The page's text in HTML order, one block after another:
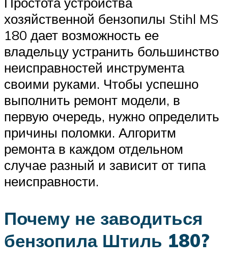
хозяйственной бензопилы Stihl MS
180 дает возможность ее
владельцу устранить большинство
неисправностей инструмента
своими руками. Чтобы успешно
выполнить ремонт модели, в
первую очередь, нужно определить
причины поломки. Алгоритм
ремонта в каждом отдельном
случае разный и зависит от типа
неисправности.
Почему не заводиться
бензопила Штиль 180?